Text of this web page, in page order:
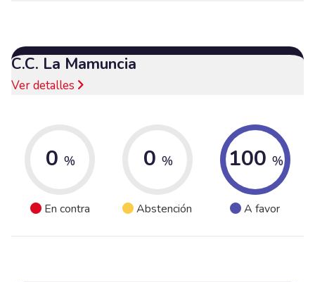
C.C. La Mamuncia
Ver detalles
0 %
En contra
0 %
Abstención
100 %
A favor